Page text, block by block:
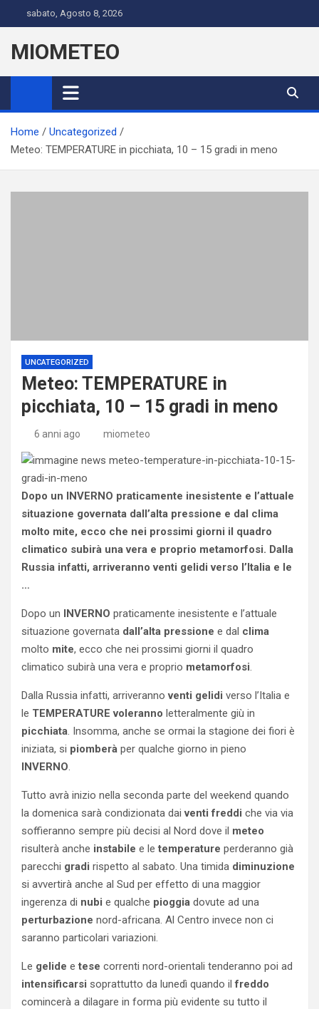
to
content
sabato, Agosto 8, 2026
MIOMETEO
Home
Uncategorized
Meteo: TEMPERATURE in picchiata, 10 – 15 gradi in meno
UNCATEGORIZED
Meteo: TEMPERATURE in
picchiata, 10 – 15 gradi in meno
6 anni ago miometeo
Dopo un INVERNO praticamente inesistente e l’attuale
situazione governata dall’alta pressione e dal clima
molto mite, ecco che nei prossimi giorni il quadro
climatico subirà una vera e proprio metamorfosi. Dalla
Russia infatti, arriveranno venti gelidi verso l’Italia e le
…
Dopo un INVERNO praticamente inesistente e l’attuale
situazione governata dall’alta pressione e dal clima
molto mite, ecco che nei prossimi giorni il quadro
climatico subirà una vera e proprio metamorfosi.
Dalla Russia infatti, arriverannoventi gelidi verso l’Italia e
le TEMPERATURE voleranno letteralmente giù in
picchiata. Insomma, anche se ormai la stagione dei fiori è
iniziata, si piomberà per qualche giorno in pieno
INVERNO.
Tutto avrà inizio nella seconda parte del weekend quando
la domenica sarà condizionata dai venti freddi che via via
soffieranno sempre più decisi al Nord dove il meteo
risulterà anche instabile e letemperature perderanno già
parecchi gradi rispetto al sabato. Una timida diminuzione
si avvertirà anche al Sud per effetto di una maggior
ingerenza di nubi e qualche pioggia dovute ad una
perturbazione nord-africana. Al Centro invece non ci
saranno particolari variazioni.
Le gelide etese correnti nord-orientali tenderanno poi ad
intensificarsi soprattutto da lunedì quando ilfreddo
comincerà a dilagare in forma più evidente su tutto il